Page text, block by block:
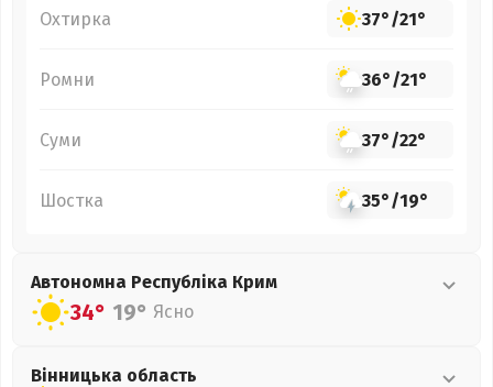
Охтирка 37°/21°
Ромни 36°/21°
Суми 37°/22°
Шостка 35°/19°
Автономна Республіка Крим
34° 19° Ясно
Вінницька область